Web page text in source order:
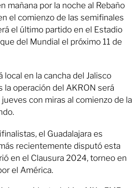
mañana por la noche al Rebaño
el comienzo de las semifinales
el último partido en el Estadio
del Mundial el próximo 11 de
local en la cancha del Jalisco
la operación del AKRON será
con miras al comienzo de la
el Guadalajara es
recientemente disputó esta
en el Clausura 2024, torneo en
el América.